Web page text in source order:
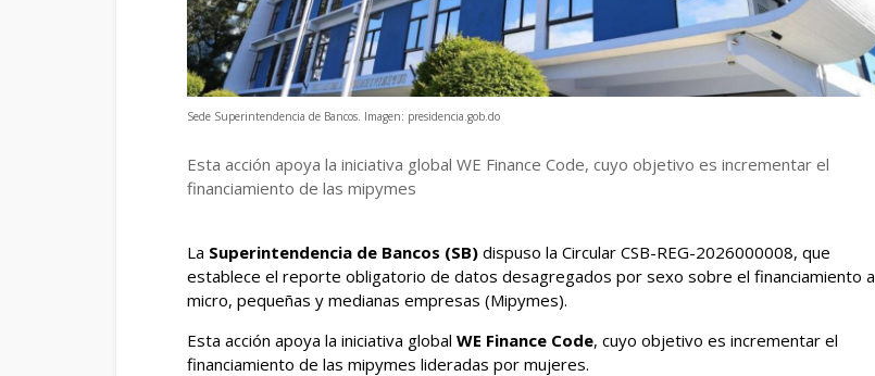
Sede Superintendencia de Bancos. Imagen: presidencia.gob.do
Esta acción apoya la iniciativa global WE Finance Code, cuyo objetivo es incrementar el
financiamiento de las mipymes
La Superintendencia de Bancos (SB) dispuso la Circular CSB-REG-2026000008, que
establece el reporte obligatorio de datos desagregados por sexo sobre el financiamiento a
micro, pequeñas y medianas empresas (Mipymes).
Esta acción apoya la iniciativa global WE Finance Code, cuyo objetivo es incrementar el
financiamiento de las mipymes lideradas por mujeres.